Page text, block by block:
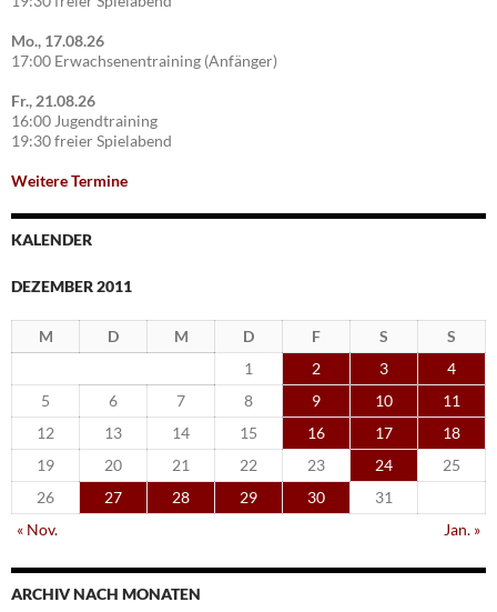
Mo., 17.08.26
17:00 Erwachsenentraining (Anfänger)
Fr., 21.08.26
16:00 Jugendtraining
19:30 freier Spielabend
Weitere Termine
KALENDER
DEZEMBER 2011
M D M D F S
S
1
2 3
4
5
6 7 8 9 10
11
12
13 14 15 16 17
18
19
20 21 22 23 24
25
26
27 28 29 30
31
« Nov.
Jan. »
ARCHIV NACH MONATEN